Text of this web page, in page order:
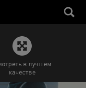
в лучшем
качестве